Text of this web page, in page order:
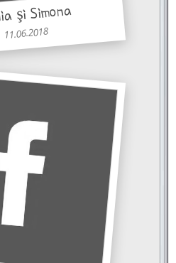
şi Simona
11.06.2018